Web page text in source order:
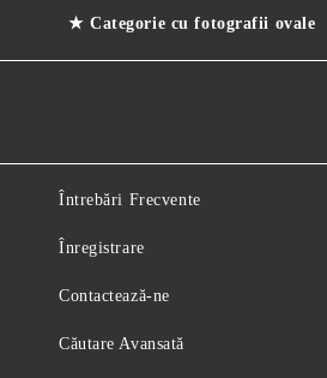
★ Categorie cu fotografii ovale
Întrebări Frecvente
Înregistrare
Contactează-ne
Căutare Avansată